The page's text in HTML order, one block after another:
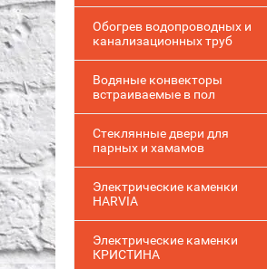
Обогрев водопроводных и
канализационных труб
Водяные конвекторы
встраиваемые в пол
Стеклянные двери для
парных и хамамов
Электрические каменки
HARVIA
Электрические каменки
КРИСТИНА